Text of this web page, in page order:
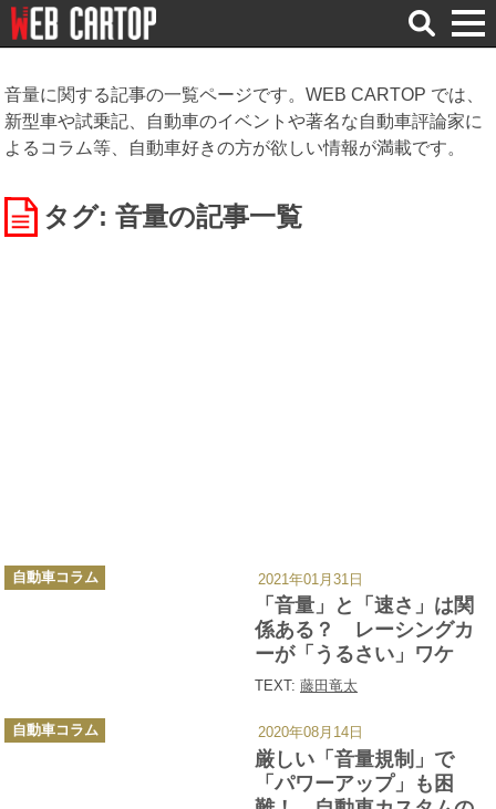
検
索
音量に関する記事の一覧ページです。WEB CARTOP では、
新型車や試乗記、自動車のイベントや著名な自動車評論家に
よるコラム等、自動車好きの方が欲しい情報が満載です。
タグ: 音量の記事一覧
「音量」と「速さ」は関
係ある？ レーシングカ
ーが「うるさい」ワケ
TEXT: 藤田竜太
カ
テ
自動車コラム 2021年01月31日
厳しい「音量規制」で
「パワーアップ」も困
カ
テ
自動車コラム 2020年08月14日